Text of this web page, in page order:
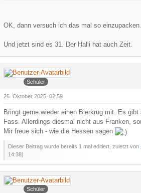
OK, dann versuch ich das mal so einzupacken.
Und jetzt sind es 31. Der Halli hat auch Zeit.
KillerMasi
Schüler
26. Oktober 2025, 02:59
Bringt gerne wieder einen Bierkrug mit. Es
Fass. Allerdings diesmal nicht aus Franken,
Mir freue sich - wie die Hessen sagen
Dieser Beitrag wurde bereits 1 mal editiert, zuletzt von „
14:38)
Faroul
Schüler